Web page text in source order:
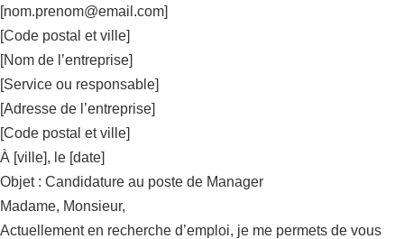
[nom.prenom@email.com]
[Code postal et ville]
[Nom de l’entreprise]
[Service ou responsable]
[Adresse de l’entreprise]
[Code postal et ville]
À [ville], le [date]
Objet : Candidature au poste de Manager
Madame, Monsieur,
Actuellement en recherche d’emploi, je me permets de vous